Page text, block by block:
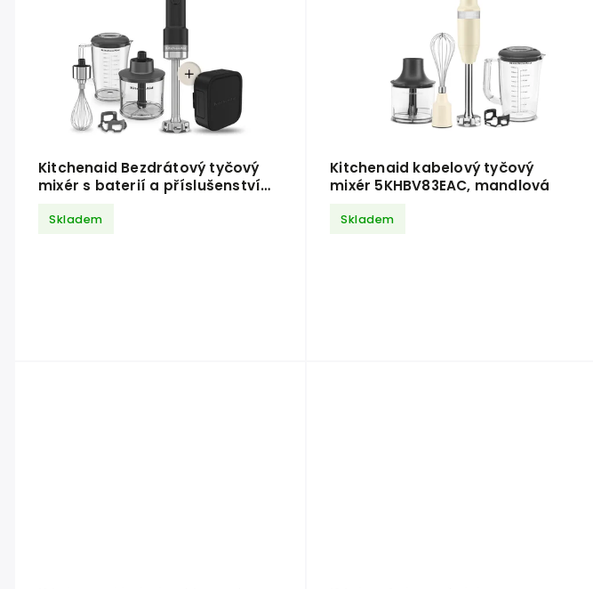
Kitchenaid Bezdrátový tyčový
mixér s baterií a příslušenstvím
Skladem
Kitchenaid kabelový tyčový
mixér 5KHBV83EAC, mandlová
Skladem